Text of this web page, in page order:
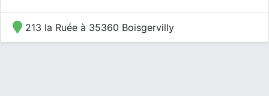
213 la Ruée à 35360 Boisgervilly